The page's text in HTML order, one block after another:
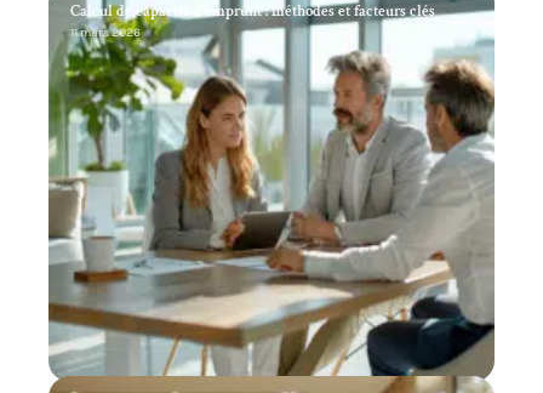
Calcul de capacité d’emprunt : méthodes et facteurs clés
11 mars 2026